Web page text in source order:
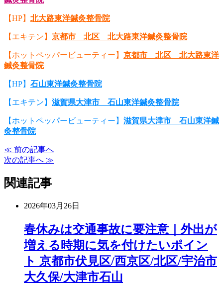
【HP】 北大路東洋鍼灸整骨院
【エキテン】 京都市 北区 北大路東洋鍼灸整骨院
【ホットペッパービューティー】 京都市 北区 北大路東洋
鍼灸整骨院
【HP】 石山東洋鍼灸整骨院
【エキテン】 滋賀県大津市 石山東洋鍼灸整骨院
【ホットペッパービューティー】 滋賀県大津市 石山東洋鍼
灸整骨院
≪ 前の記事へ
次の記事へ ≫
関連記事
2026年03月26日
春休みは交通事故に要注意｜外出が
増える時期に気を付けたいポイン
ト 京都市伏見区/西京区/北区/宇治市
大久保/大津市石山